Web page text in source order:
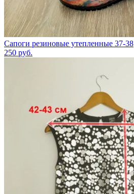
Сапоги резиновые утепленные 37-38
250 руб.